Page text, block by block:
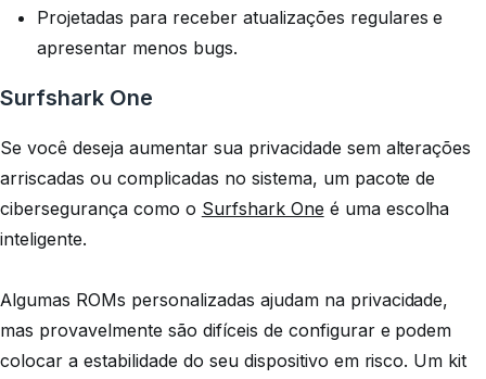
Projetadas para receber atualizações regulares e
apresentar menos bugs.
Surfshark One
Se você deseja aumentar sua privacidade sem alterações
arriscadas ou complicadas no sistema, um pacote de
cibersegurança como o Surfshark One é uma escolha
inteligente.
Algumas ROMs personalizadas ajudam na privacidade,
mas provavelmente são difíceis de configurar e podem
colocar a estabilidade do seu dispositivo em risco. Um kit